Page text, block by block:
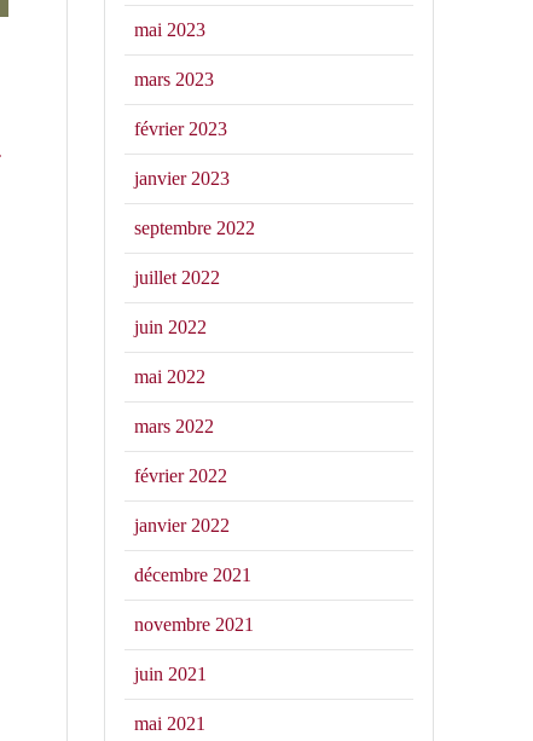
mai 2023
mars 2023
février 2023
janvier 2023
septembre 2022
juillet 2022
juin 2022
mai 2022
mars 2022
février 2022
janvier 2022
décembre 2021
novembre 2021
juin 2021
mai 2021